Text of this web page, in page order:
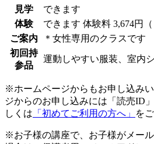
見学
できます
体験
できます 体験料 3,674円
ご案内
＊女性専用のクラスです
初回持
参品
運動しやすい服装、室内
※ホームページからもお申し込み
ジからのお申し込みには「読売ID
しくは 「初めてご利用の方へ」 を
※お子様の講座で、お子様がメー